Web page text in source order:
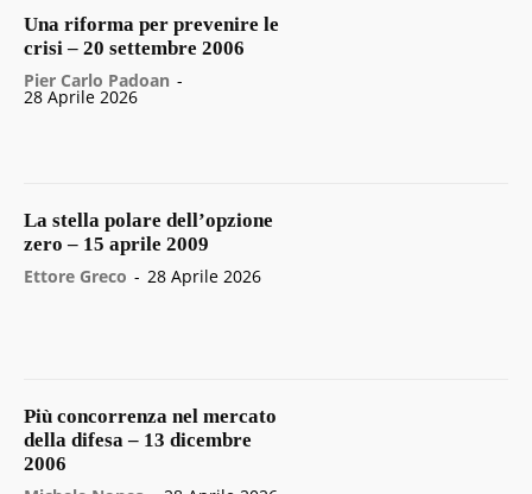
Una riforma per prevenire le
crisi – 20 settembre 2006
Pier Carlo Padoan -
28 Aprile 2026
La stella polare dell’opzione
zero – 15 aprile 2009
Ettore Greco - 28 Aprile 2026
Più concorrenza nel mercato
della difesa – 13 dicembre
2006